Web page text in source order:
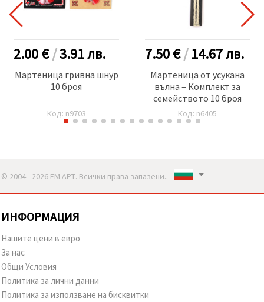
2.00 €/3.91лв.
Мартеница гривна шнур
10 броя
Код: n9703
7.50 €/14.67лв.
Мартеница от усукана
вълна – Комплект за
семейството 10 броя
Код: n6405
© 2004 - 2026 ЕМ АРТ. Всички права запазени..
ИНФОРМАЦИЯ
Нашите цени в евро
За нас
Общи Условия
Политика за лични данни
Политика за използване на бисквитки